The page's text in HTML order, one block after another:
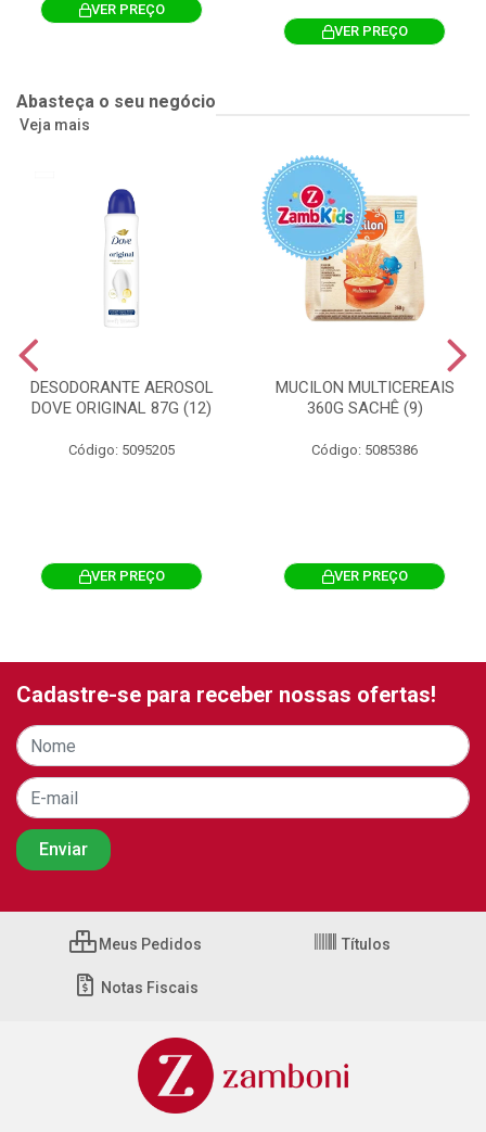
VER PREÇO
VER PREÇO
Abasteça o seu negócio
Veja mais
DESODORANTE AEROSOL
DOVE ORIGINAL 87G (12)
Código: 5095205
VER PREÇO
MUCILON MULTICEREAIS
360G SACHÊ (9)
Código: 5085386
VER PREÇO
Cadastre-se para receber nossas ofertas!
Meus Pedidos Títulos
Notas Fiscais